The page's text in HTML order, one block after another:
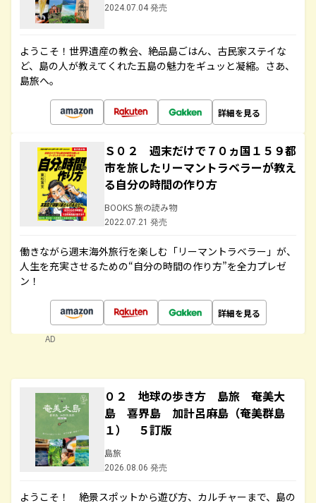
2024.07.04 発売
ようこそ！世界遺産の教会、絶品島ごはん、古民家ステイな
ど、島の人が教えてくれた五島の魅力をギュッと凝縮。さあ、
島旅へ。
詳細を見る
Ｓ０２ 週末だけで７０ヵ国１５９都
市を旅したリーマントラベラーが教え
る自分の時間の作り方
BOOKS 旅の読み物
2022.07.21 発売
働きながら週末海外旅行を楽しむ「リーマントラベラー」が、
人生を充実させるための“自分の時間の作り方”を全力プレゼ
ン！
詳細を見る
AD
０２ 地球の歩き方 島旅 奄美大
島 喜界島 加計呂麻島（奄美群島
１） ５訂版
島旅
2026.08.06 発売
ようこそ！ 絶景スポットから遊び方、カルチャーまで、島の